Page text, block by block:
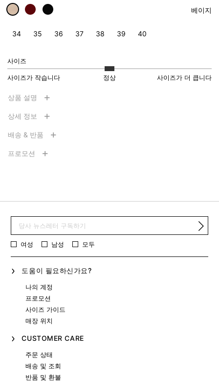
베이지
34 35 36 37 38 39 40
사이즈
사이즈가 작습니다 정상 사이즈가 더 큽니다
상품 설명
상세 정보
배송 & 반품
프로모션
여성 남성 모두
도움이 필요하신가요?
나의 계정
프로모션
사이즈 가이드
매장 위치
CUSTOMER CARE
주문 상태
배송 및 조회
반품 및 환불